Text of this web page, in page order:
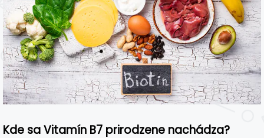
Kde sa Vitamín B7 prirodzene nachádza?